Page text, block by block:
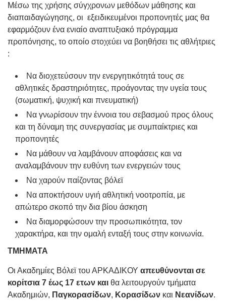
Μέσω της χρήσης σύγχρονων μεθόδων μάθησης και
διαπαιδαγώγησης, οι εξειδικευμένοι προπονητές μας θα
εφαρμόζουν ένα ενιαίο αναπτυξιακό πρόγραμμα
προπόνησης, το οποίο στοχεύει να βοηθήσει τις αθλήτριες
:
Να διοχετεύσουν την ενεργητικότητά τους σε
αθλητικές δραστηριότητες, προάγοντας την υγεία τους
(σωματική, ψυχική και πνευματική)
Να γνωρίσουν την έννοια του σεβασμού προς όλους
και τη δύναμη της συνεργασίας με συμπαίκτριες και
προπονητές
Να μάθουν να λαμβάνουν αποφάσεις και να
αναλαμβάνουν την ευθύνη των ενεργειών τους
Να χαρούν παίζοντας βόλεϊ
Να αποκτήσουν υγιή αθλητική νοοτροπία, με
απώτερο σκοπό την δια βίου άσκηση
Να διαμορφώσουν την προσωπικότητα, τον
χαρακτήρα, και την ομαλή ενταξή τους στην κοινωνία.
ΤΜΗΜΑΤΑ
Οι Ακαδημίες Βόλεϊ του ΑΡΚΑΔΙΚΟΥ απευθύνονται σε
κορίτσια 7 έως 17 ετων και θα λειτουργούν τμήματα
Ακαδημιών, Παγκορασίδων, Κορασίδων και Νεανίδων.